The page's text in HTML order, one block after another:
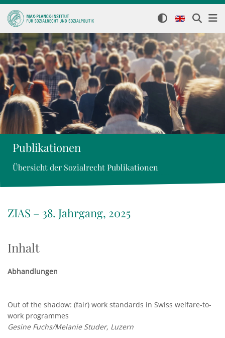
Publikationen
Übersicht der Sozialrecht Publikationen
ZIAS – 38. Jahrgang, 2025
Inhalt
Abhandlungen
Out of the shadow: (fair) work standards in Swiss welfare-to-
work programmes
Gesine Fuchs/Melanie Studer, Luzern